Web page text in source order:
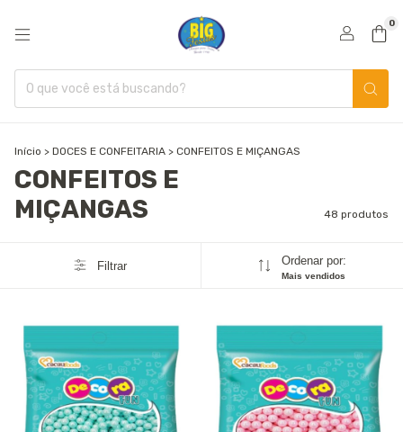
0
Início > DOCES E CONFEITARIA > CONFEITOS E MIÇANGAS
CONFEITOS E
MIÇANGAS
48 produtos
Filtrar Ordenar por:
Mais vendidos